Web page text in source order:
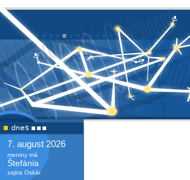
7. august 2026
meniny má
Štefánia
zajtra Oskár